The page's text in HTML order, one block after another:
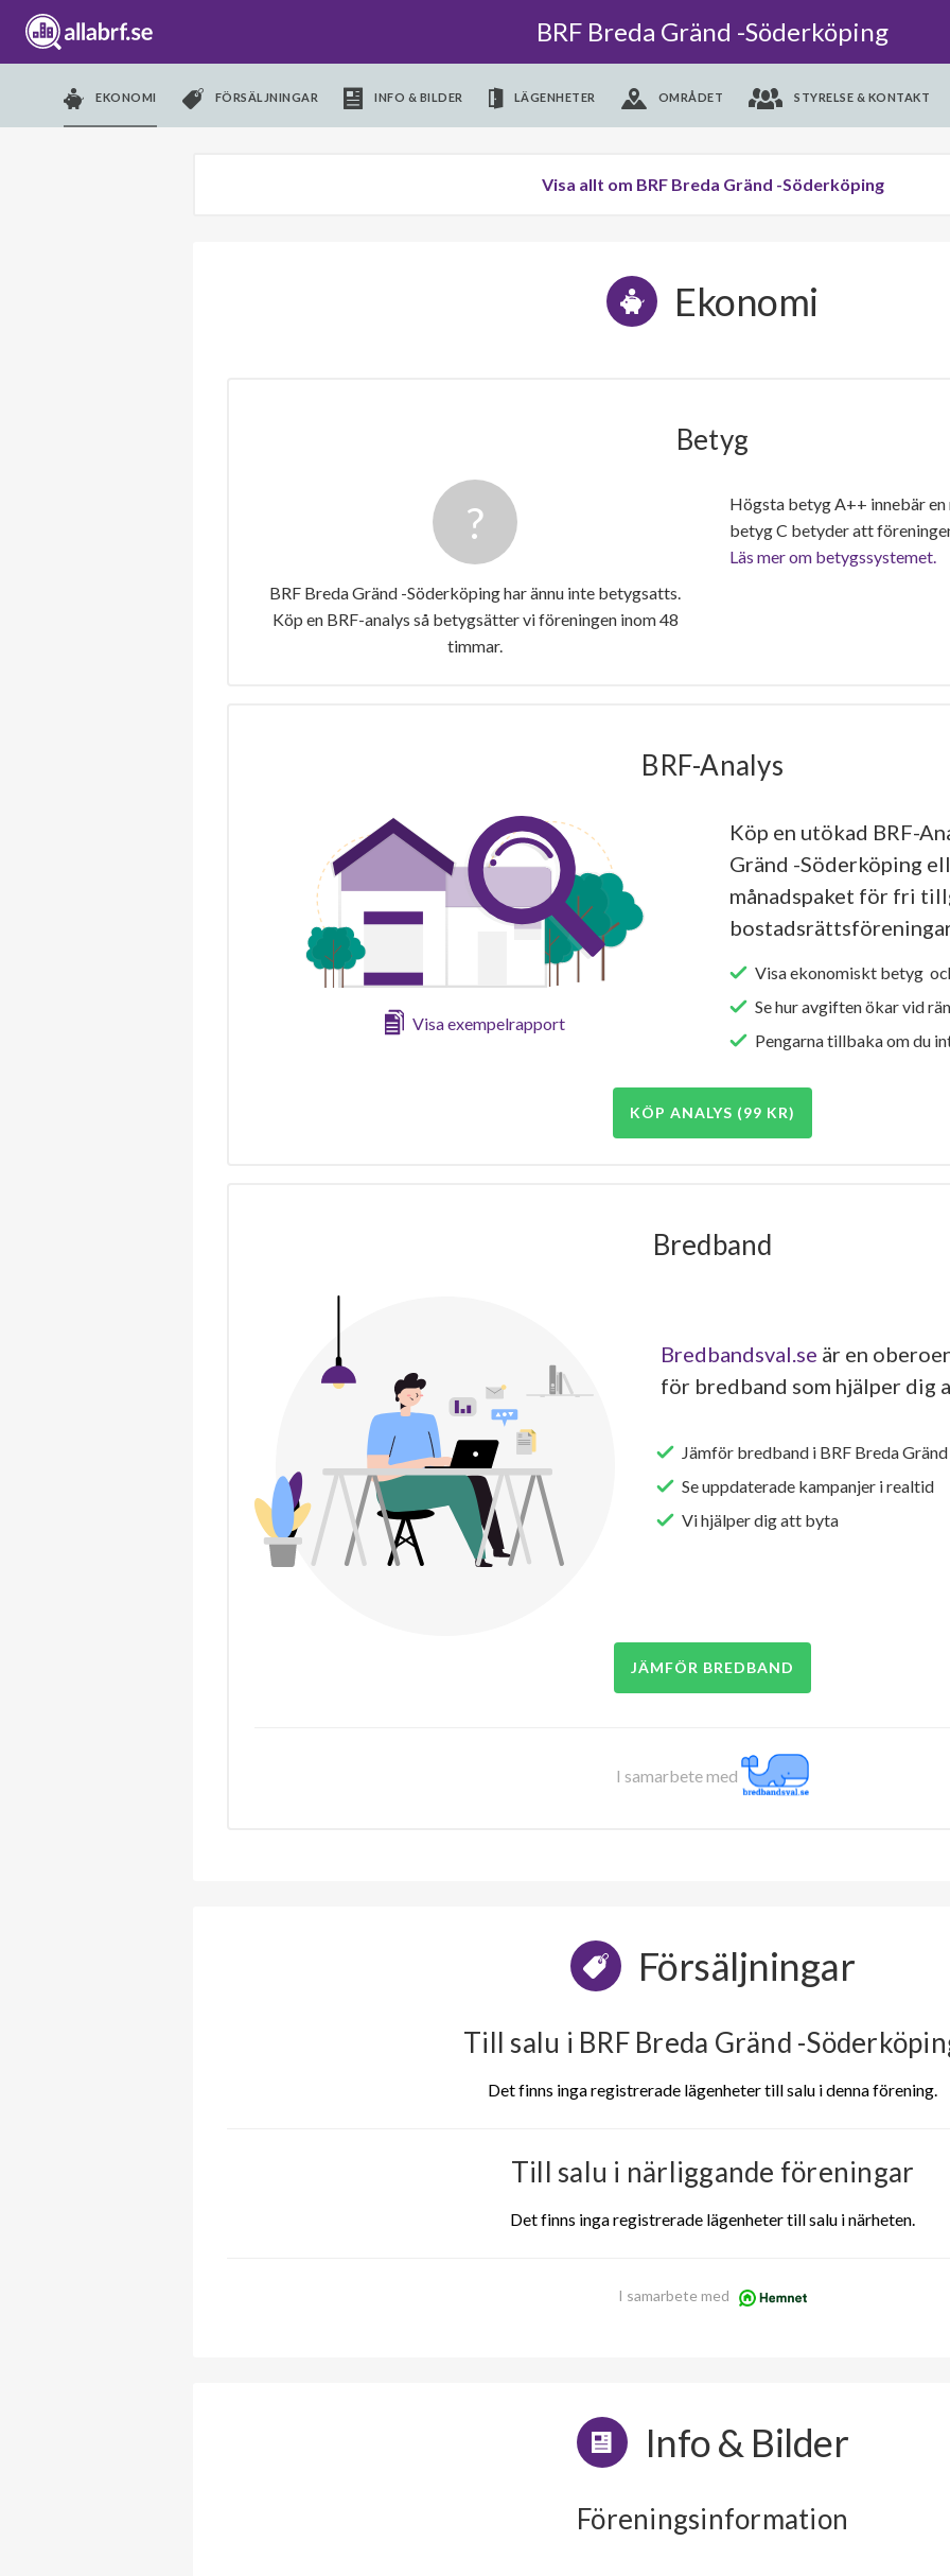
BRF Breda Gränd -Söderköping
EKONOMI FÖRSÄLJNINGAR INFO & BILDER LÄGENHETER OMRÅDET STYRELSE & KONTAKT
Visa allt om BRF Breda Gränd -Söderköping
Ekonomi
Betyg
BRF Breda Gränd -Söderköping har ännu inte betygsatts.
Köp en BRF-analys så betygsätter vi föreningen inom 48
timmar.
Högsta betyg A++ innebär
betyg C betyder att
Läs mer om betygssystemet.
BRF-Analys
Visa exempelrapport
Köp en utökad BRF-
Gränd -Söderköping
månadspaket för fri
Visa ekonomiskt betyg
Se hur avgiften ökar vid
Pengarna tillbaka om du
KÖP ANALYS (99 KR)
Bredband
Bredbandsval.se är en
för bredband som hjälper dig
Jämför bredband i BRF Breda
Se uppdaterade kampanjer i realtid
Vi hjälper dig att byta
JÄMFÖR BREDBAND
I samarbete med
Försäljningar
Till salu i BRF Breda Gränd -
Det finns inga registrerade lägenheter till salu i denna förening.
Till salu i närliggande föreningar
Det finns inga registrerade lägenheter till salu i närheten.
I samarbete med
Info & Bilder
Föreningsinformation